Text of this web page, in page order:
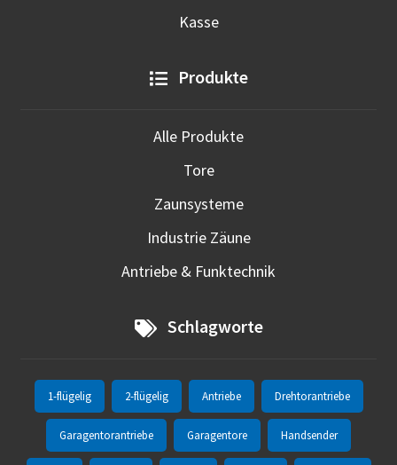
Kasse
Produkte
Alle Produkte
Tore
Zaunsysteme
Industrie Zäune
Antriebe & Funktechnik
Schlagworte
1-flügelig 2-flügelig Antriebe Drehtorantriebe
Garagentorantriebe Garagentore Handsender